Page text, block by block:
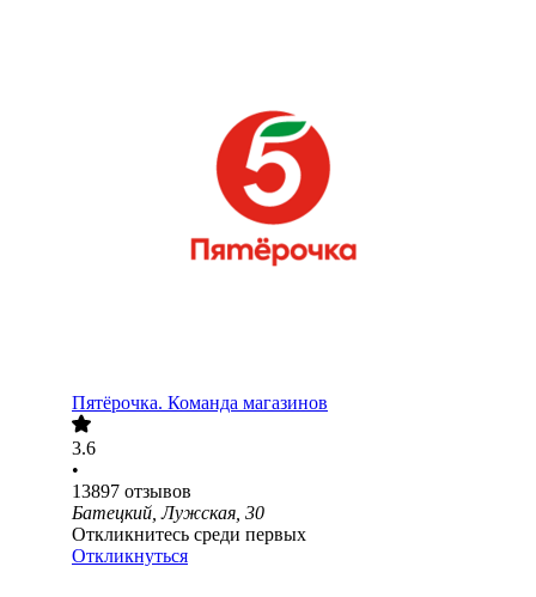
Пятёрочка. Команда магазинов
3.6
•
13897 отзывов
Батецкий, Лужская, 30
Откликнитесь среди первых
Откликнуться